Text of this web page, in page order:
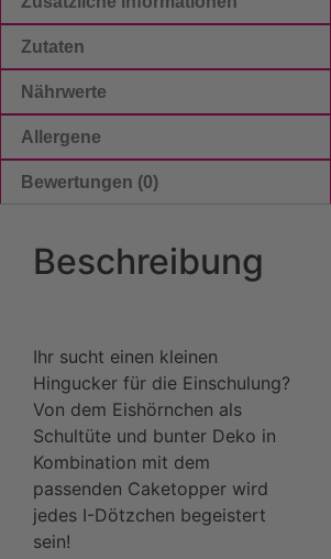
Zutaten
Nährwerte
Allergene
Bewertungen (0)
Beschreibung
Ihr sucht einen kleinen
Hingucker für die Einschulung?
Von dem Eishörnchen als
Schultüte und bunter Deko in
Kombination mit dem
passenden Caketopper wird
jedes I-Dötzchen begeistert
sein!